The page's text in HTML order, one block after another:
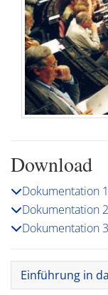
Download
Dokumentation
Dokumentation
Dokumentation
Einführung in